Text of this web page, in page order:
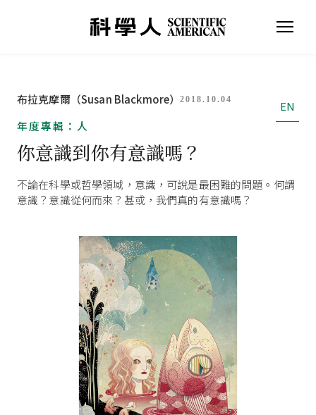
布拉克摩爾（Susan Blackmore）2018.10.04
EN
年度專輯：人
你意識到你有意識嗎？
不論在科學或哲學領域，意識，可說是最困難的問題。何謂
意識？意識從何而來？甚或，我們真的有意識嗎？